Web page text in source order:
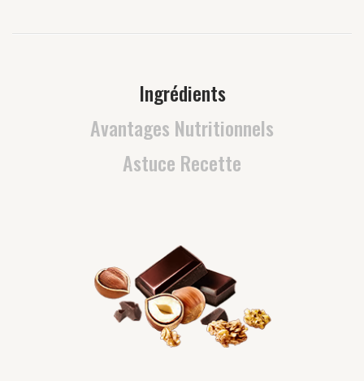
Ingrédients
Avantages Nutritionnels
Astuce Recette